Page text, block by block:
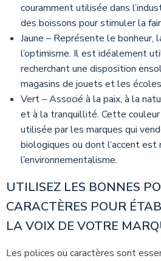
couramment utilisée dans
des boissons pour stimuler la
Jaune – Représente le bonheur,
l’optimisme. Il est idéalement
recherchant une disposition
magasins de jouets et les
Vert – Associé à la paix, à la
et à la tranquillité. Cette
utilisée par les marques qui
biologiques ou dont l’accent est
l’environnementalisme.
UTILISEZ LES BONNES
CARACTÈRES POUR
LA VOIX DE VOTRE
Les polices ou caractères sont